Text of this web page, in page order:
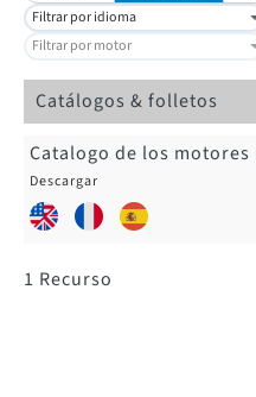
Filtrar por idioma
Filtrar por motor
Catálogos & folletos
Catalogo de los
1 Recurso